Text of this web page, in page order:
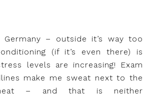
Germany – outside it’s way too
(if it’s even there) is
levels are increasing! Exam
make me sweat next to the
heat – and that is neither